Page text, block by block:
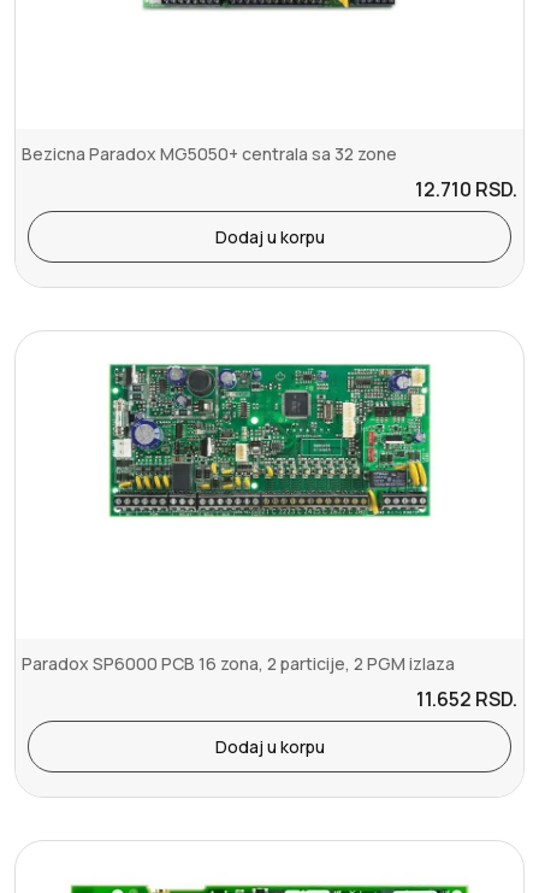
Bezicna Paradox MG5050+ centrala sa 32 zone
12.710 RSD.
Dodaj u korpu
Paradox SP6000 PCB 16 zona, 2 particije, 2 PGM izlaza
11.652 RSD.
Dodaj u korpu